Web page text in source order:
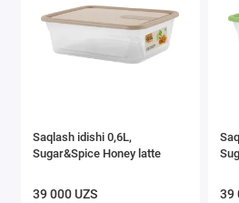
Saqlash idishi 0,6L,
Sugar&Spice Honey latte
39 000 UZS 39